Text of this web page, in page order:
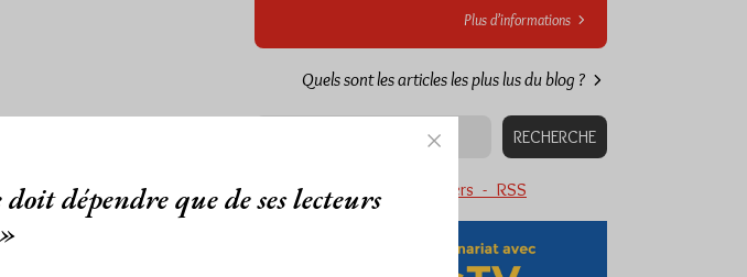
Plus d’informations
Quels sont les articles les plus lus du blog ?
Abonnement aux Newsletters - RSS
dépendre que de ses lecteurs